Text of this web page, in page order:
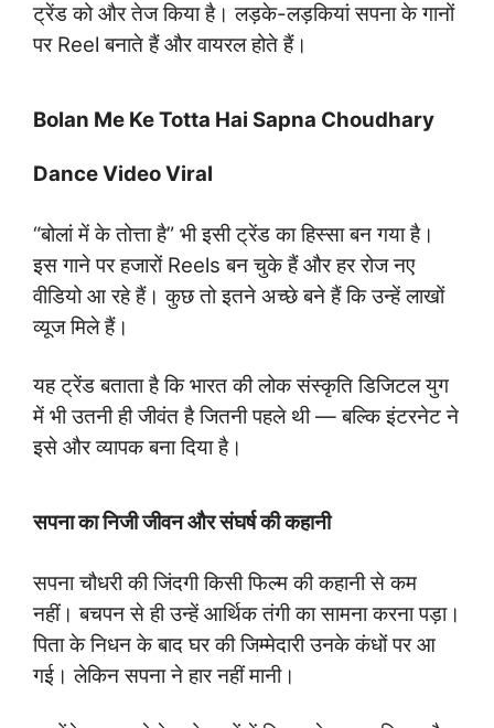
ट्रेंड को और तेज किया है। लड़के-लड़कियां सपना के गानों
पर Reel बनाते हैं और वायरल होते हैं।
Bolan Me Ke Totta Hai Sapna Choudhary
Dance Video Viral
“बोलां में के तोत्ता है” भी इसी ट्रेंड का हिस्सा बन गया है।
इस गाने पर हजारों Reels बन चुके हैं और हर रोज नए
वीडियो आ रहे हैं। कुछ तो इतने अच्छे बने हैं कि उन्हें लाखों
व्यूज मिले हैं।
यह ट्रेंड बताता है कि भारत की लोक संस्कृति डिजिटल युग
में भी उतनी ही जीवंत है जितनी पहले थी — बल्कि इंटरनेट ने
इसे और व्यापक बना दिया है।
सपना का निजी जीवन और संघर्ष की कहानी
सपना चौधरी की जिंदगी किसी फिल्म की कहानी से कम
नहीं। बचपन से ही उन्हें आर्थिक तंगी का सामना करना पड़ा।
पिता के निधन के बाद घर की जिम्मेदारी उनके कंधों पर आ
गई। लेकिन सपना ने हार नहीं मानी।